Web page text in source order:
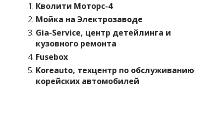
Кволити Моторс-4
Мойка на Электрозаводе
Gia-Service, центр детейлинга и
кузовного ремонта
Fusebox
Koreauto, техцентр по обслуживанию
корейских автомобилей